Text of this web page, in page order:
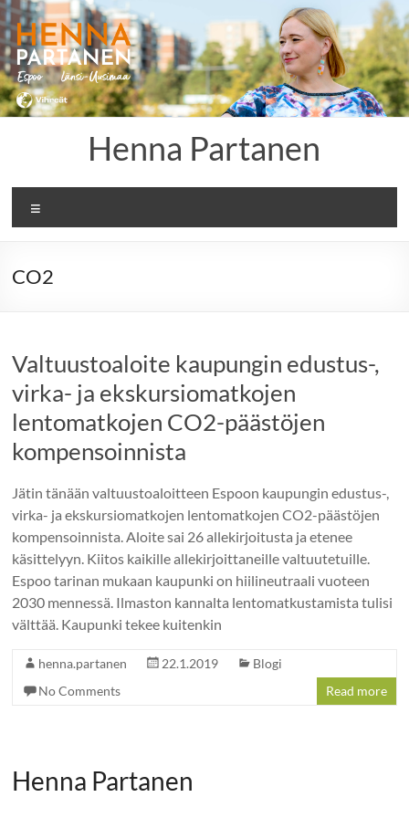
Skip
to
content
Henna Partanen
CO2
Valtuustoaloite kaupungin edustus-,
virka- ja ekskursiomatkojen
lentomatkojen CO2-päästöjen
kompensoinnista
Jätin tänään valtuustoaloitteen Espoon kaupungin edustus-,
virka- ja ekskursiomatkojen lentomatkojen CO2-päästöjen
kompensoinnista. Aloite sai 26 allekirjoitusta ja etenee
käsittelyyn. Kiitos kaikille allekirjoittaneille valtuutetuille.
Espoo tarinan mukaan kaupunki on hiilineutraali vuoteen
2030 mennessä. Ilmaston kannalta lentomatkustamista tulisi
välttää. Kaupunki tekee kuitenkin
henna.partanen 22.1.2019
Blogi
No Comments
Read more
Henna Partanen